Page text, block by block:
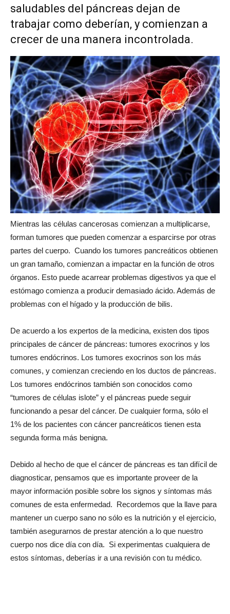
saludables del páncreas dejan de
trabajar como deberían, y comienzan a
crecer de una manera incontrolada.
Mientras las células cancerosas comienzan a multiplicarse,
forman tumores que pueden comenzar a esparcirse por otras
partes del cuerpo. Cuando los tumores pancreáticos obtienen
un gran tamaño, comienzan a impactar en la función de otros
órganos. Esto puede acarrear problemas digestivos ya que el
estómago comienza a producir demasiado ácido. Además de
problemas con el hígado y la producción de bilis.
De acuerdo a los expertos de la medicina, existen dos tipos
principales de cáncer de páncreas: tumores exocrinos y los
tumores endócrinos. Los tumores exocrinos son los más
comunes, y comienzan creciendo en los ductos de páncreas.
Los tumores endócrinos también son conocidos como
“tumores de células islote” y el páncreas puede seguir
funcionando a pesar del cáncer. De cualquier forma, sólo el
1% de los pacientes con cáncer pancreáticos tienen esta
segunda forma más benigna.
Debido al hecho de que el cáncer de páncreas es tan difícil de
diagnosticar, pensamos que es importante proveer de la
mayor información posible sobre los signos y síntomas más
comunes de esta enfermedad. Recordemos que la llave para
mantener un cuerpo sano no sólo es la nutrición y el ejercicio,
también asegurarnos de prestar atención a lo que nuestro
cuerpo nos dice día con día. Si experimentas cualquiera de
estos síntomas, deberías ir a una revisión con tu médico.